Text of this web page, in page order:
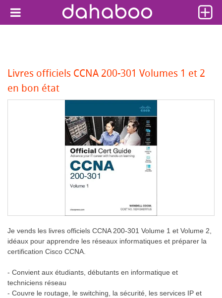
Livres officiels CCNA 200-301 Volumes 1 et 2
en bon état
Je vends les livres officiels CCNA 200-301 Volume 1 et Volume 2,
idéaux pour apprendre les réseaux informatiques et préparer la
certification Cisco CCNA.
- Convient aux étudiants, débutants en informatique et
techniciens réseau
- Couvre le routage, le switching, la sécurité, les services IP et